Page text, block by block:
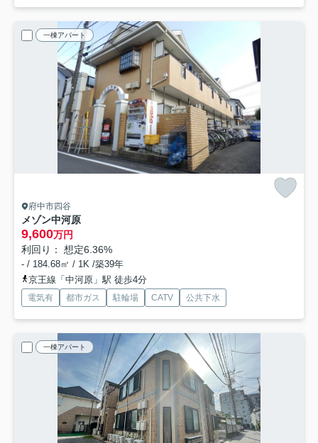
一棟アパート
府中市四谷
メゾン中河原
9,600万円
利回り： 想定6.36%
- / 184.68㎡ / 1K /築39年
京王線「中河原」駅 徒歩4分
電気有 都市ガス 駐輪場 CATV 公共下水
一棟アパート